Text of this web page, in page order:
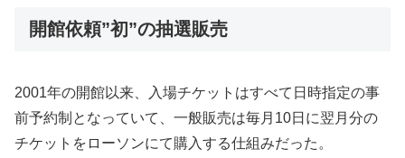
開館依頼”初”の抽選販売
2001年の開館以来、入場チケットはすべて日時指定の事
前予約制となっていて、一般販売は毎月10日に翌月分の
チケットをローソンにて購入する仕組みだった。